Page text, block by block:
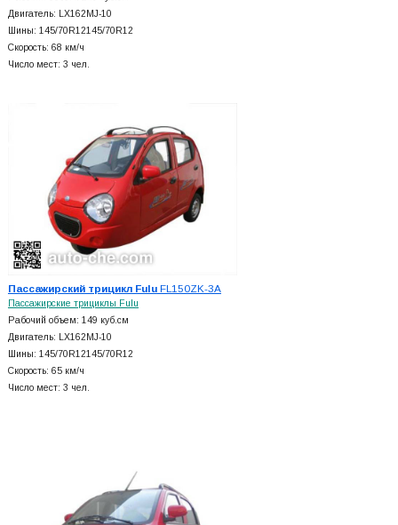
Двигатель: LX162MJ-10
Шины: 145/70R12145/70R12
Скорость: 68 км/ч
Число мест: 3 чел.
Пассажирский трицикл FuluFL150ZK-3A
Пассажирские трициклы Fulu
Рабочий объем: 149 куб.см
Двигатель: LX162MJ-10
Шины: 145/70R12145/70R12
Скорость: 65 км/ч
Число мест: 3 чел.